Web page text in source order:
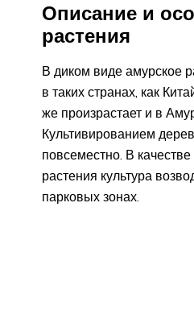
Описание и
растения
В диком виде амурское
в таких странах, как
же произрастает и в
Культивированием
повсеместно. В
растения культура
парковых зонах.